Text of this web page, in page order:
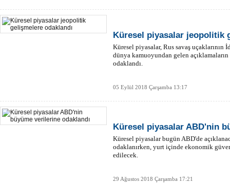
Küresel piyasalar jeopolitik
Küresel piyasalar, Rus savaş uçaklarının
dünya kamuoyundan gelen
odaklandı.
05 Eylül 2018 Çarşamba 13:17
Küresel piyasalar ABD'nin
Küresel piyasalar bugün ABD'de
odaklanırken, yurt içinde ekonomik
edilecek.
29 Ağustos 2018 Çarşamba 17:21